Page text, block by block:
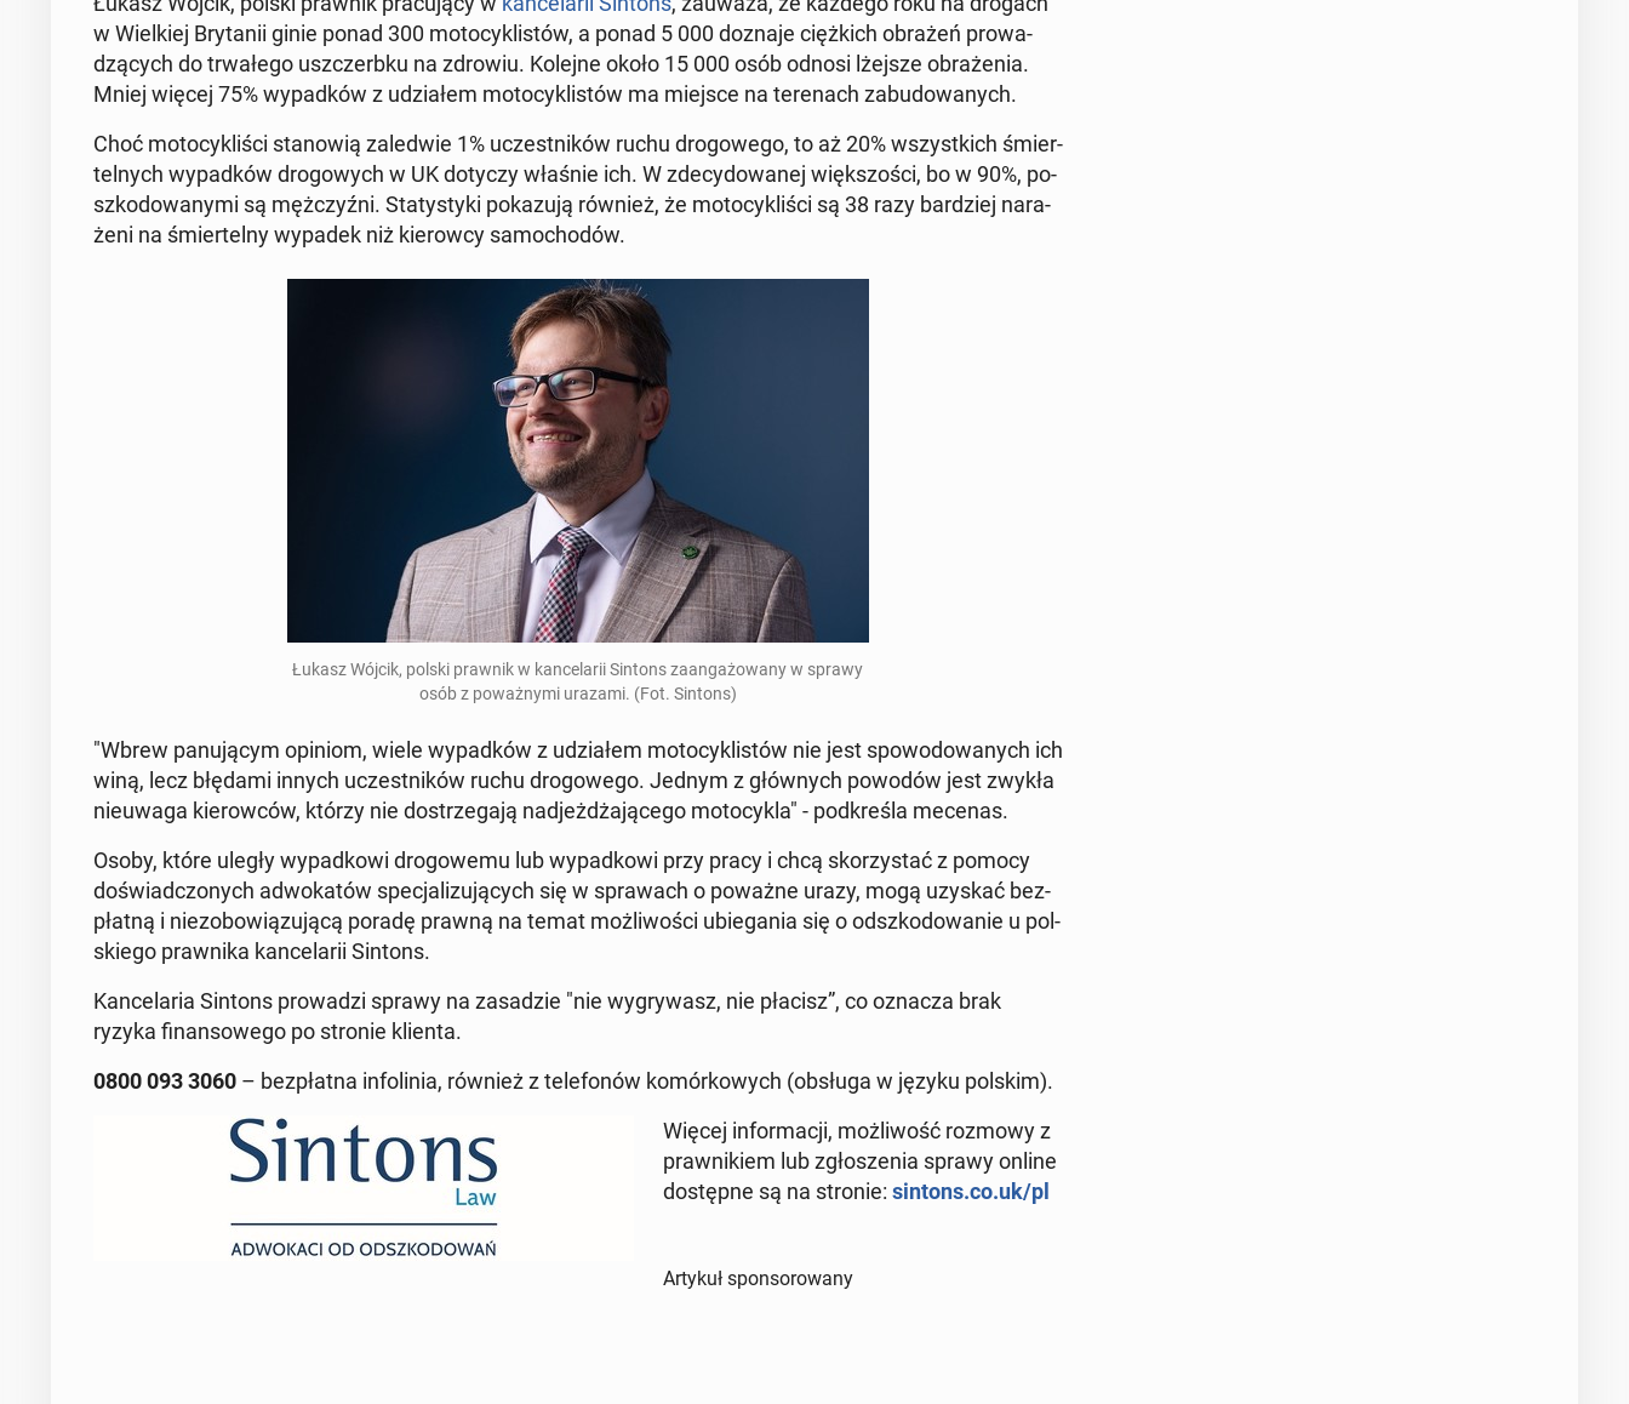
w Wiel­kiej Bry­ta­nii ginie ponad 300 mo­to­cy­kli­stów, a ponad 5 000 doznaje cięż­kich obrażeń pro­wa­
dzą­cych do trwa­łe­go uszczerb­ku na zdrowiu. Kolejne około 15 000 osób odnosi lżejsze ob­ra­że­nia.
Mniej więcej 75% wy­pad­ków z udzia­łem mo­to­cy­kli­stów ma miejsce na te­re­nach za­bu­do­wa­nych.
Choć mo­to­cy­kli­ści sta­no­wią za­le­d­wie 1% uczest­ni­ków ruchu dro­go­we­go, to aż 20% wszyst­kich śmier­
tel­nych wy­pad­ków dro­go­wych w UK dotyczy właśnie ich. W zde­cy­do­wa­nej więk­szo­ści, bo w 90%, po­
szko­do­wa­ny­mi są męż­czyź­ni. Sta­ty­sty­ki po­ka­zu­ją również, że mo­to­cy­kli­ści są 38 razy bar­dziej na­ra­
że­ni na śmier­tel­ny wypadek niż kie­row­cy sa­mo­cho­dów.
Łukasz Wójcik, polski prawnik w kan­ce­la­rii Sintons za­an­ga­żo­wa­ny w sprawy
osób z po­waż­ny­mi urazami. (Fot. Sintons)
"Wbrew pa­nu­ją­cym opiniom, wiele wy­pad­ków z udzia­łem mo­to­cy­kli­stów nie jest spo­wo­do­wa­nych ich
winą, lecz błędami innych uczest­ni­ków ruchu dro­go­we­go. Jednym z głów­nych powodów jest zwykła
nie­uwa­ga kie­row­ców, którzy nie do­strze­ga­ją nad­jeż­dża­ją­ce­go mo­to­cy­kla" - pod­kre­śla mecenas.
Osoby, które uległy wy­pad­ko­wi dro­go­we­mu lub wy­pad­ko­wi przy pracy i chcą sko­rzy­stać z pomocy
do­świad­czo­nych ad­wo­ka­tów spe­cja­li­zu­ją­cych się w spra­wach o poważne urazy, mogą uzyskać bez­
płat­ną i nie­zo­bo­wią­zu­ją­cą poradę prawną na temat moż­li­wo­ści ubie­ga­nia się o od­szko­do­wa­nie u pol­
skie­go praw­ni­ka kan­ce­la­rii Sintons.
Kan­ce­la­ria Sintons pro­wa­dzi sprawy na za­sa­dzie "nie wy­gry­wasz, nie płacisz”, co oznacza brak
ryzyka fi­nan­so­we­go po stronie klienta.
0800 093 3060– bez­płat­na in­fo­li­nia, również z te­le­fo­nów ko­mór­ko­wych (obsługa w języku polskim).
Więcej in­for­ma­cji, moż­li­wość rozmowy z
praw­ni­kiem lub zgło­sze­nia sprawy online
do­stęp­ne są na stronie: sintons.co.uk/pl
Artykuł sponsorowany